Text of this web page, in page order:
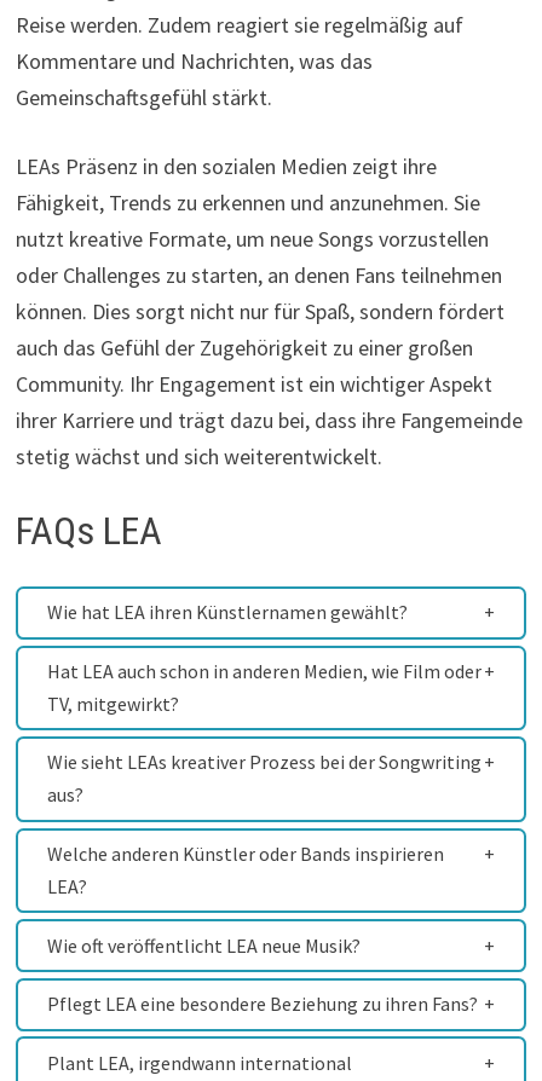
Reise werden. Zudem reagiert sie regelmäßig auf
Kommentare und Nachrichten, was das
Gemeinschaftsgefühl stärkt.
LEAs Präsenz in den sozialen Medien zeigt ihre
Fähigkeit, Trends zu erkennen und anzunehmen. Sie
nutzt kreative Formate, um neue Songs vorzustellen
oder Challenges zu starten, an denen Fans teilnehmen
können. Dies sorgt nicht nur für Spaß, sondern fördert
auch das Gefühl der Zugehörigkeit zu einer großen
Community. Ihr Engagement ist ein wichtiger Aspekt
ihrer Karriere und trägt dazu bei, dass ihre Fangemeinde
stetig wächst und sich weiterentwickelt.
FAQs LEA
Wie hat LEA ihren Künstlernamen gewählt?
Hat LEA auch schon in anderen Medien, wie Film oder
TV, mitgewirkt?
Wie sieht LEAs kreativer Prozess bei der Songwriting
aus?
Welche anderen Künstler oder Bands inspirieren
LEA?
Wie oft veröffentlicht LEA neue Musik?
Pflegt LEA eine besondere Beziehung zu ihren Fans?
Plant LEA, irgendwann international